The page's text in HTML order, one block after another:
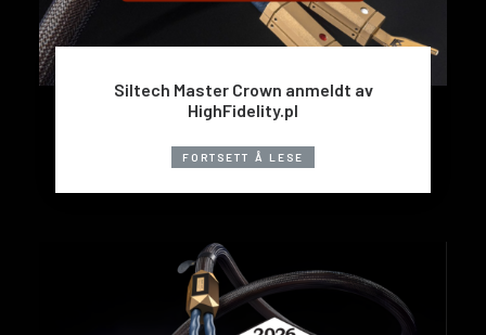
Siltech Master Crown anmeldt av
HighFidelity.pl
FORTSETT Å LESE